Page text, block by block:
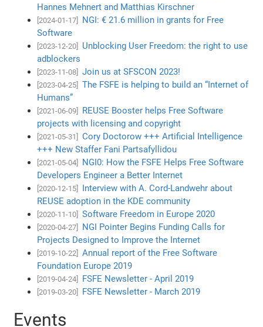
Hannes Mehnert and Matthias Kirschner
[2024-01-17]
NGI: € 21.6 million in grants for Free
Software
[2023-12-20]
Unblocking User Freedom: the right to use
adblockers
[2023-11-08] Join us at SFSCON 2023!
[2023-04-25]
The FSFE is helping to build an “Internet of
Humans”
[2021-06-09]
REUSE Booster helps Free Software
projects with licensing and copyright
[2021-05-31]
Cory Doctorow +++ Artificial Intelligence
+++ New Staffer Fani Partsafyllidou
[2021-05-04]
NGI0: How the FSFE Helps Free Software
Developers Engineer a Better Internet
[2020-12-15]
Interview with A. Cord-Landwehr about
REUSE adoption in the KDE community
[2020-11-10] Software Freedom in Europe 2020
[2020-04-27]
NGI Pointer Begins Funding Calls for
Projects Designed to Improve the Internet
[2019-10-22]
Annual report of the Free Software
Foundation Europe 2019
[2019-04-24] FSFE Newsletter - April 2019
[2019-03-20] FSFE Newsletter - March 2019
Events